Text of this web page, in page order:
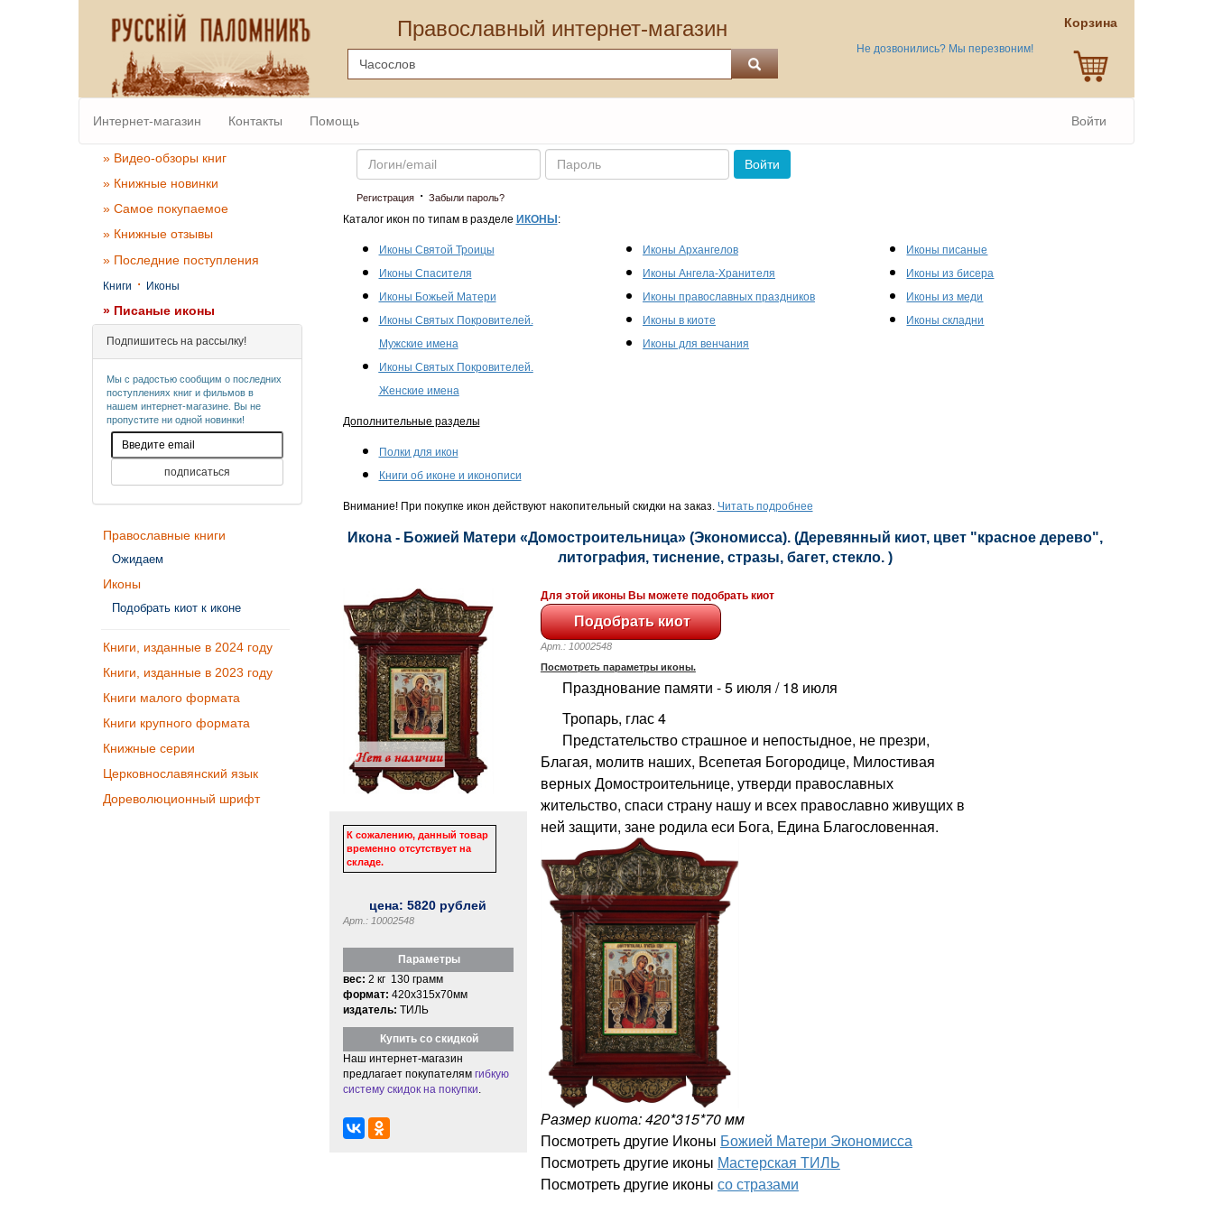
Православный интернет-магазин
Не дозвонились? Мы перезвоним!
Корзина
Интернет-магазин Контакты Помощь Войти
» Видео-обзоры книг
» Книжные новинки
» Самое покупаемое
» Книжные отзывы
» Последние поступления
Книги · Иконы
» Писаные иконы
Подпишитесь на рассылку!
Мы с радостью сообщим о последних
поступлениях книг и фильмов в
нашем интернет-магазине. Вы не
пропустите ни одной новинки!
Православные книги
Ожидаем
Иконы
Подобрать киот к иконе
Книги, изданные в 2024 году
Книги, изданные в 2023 году
Книги малого формата
Книги крупного формата
Книжные серии
Церковнославянский язык
Дореволюционный шрифт
Email Пароль
Войти
Регистрация· Забыли пароль?
Каталог икон по типам в разделе ИКОНЫ :
Иконы Святой Троицы
Иконы Спасителя
Иконы Божьей Матери
Иконы Святых Покровителей.
Мужские имена
Иконы Святых Покровителей.
Женские имена
Иконы Архангелов
Иконы Ангела-Хранителя
Иконы православных праздников
Иконы в киоте
Иконы для венчания
Иконы писаные
Иконы из бисера
Иконы из меди
Иконы складни
Дополнительные разделы
Полки для икон
Книги об иконе и иконописи
Внимание! При покупке икон действуют накопительный скидки на заказ. Читать подробнее
Икона - Божией Матери «Домостроительница» (Экономисса). (Деревянный киот, цвет "красное дерево",
литография, тиснение, стразы, багет, стекло. )
К сожалению, данный товар
временно отсутствует на
складе.
цена:5820 рублей
Арт.: 10002548
Параметры
вес: 2 кг 130 грамм
формат: 420x315x70мм
издатель: ТИЛЬ
Купить со скидкой
Наш интернет-магазин
предлагает покупателям гибкую
систему скидок на покупки
Для этой иконы Вы можете подобрать киот
Арт.: 10002548
Посмотреть параметры иконы.
Празднование памяти - 5 июля / 18 июля
Тропарь, глас 4
Предстательство страшное и непостыдное, не презри,
Благая, молитв наших, Всепетая Богородице, Милостивая
верных Домостроительнице, утверди православных
жительство, спаси страну нашу и всех православно живущих в
ней защити, зане родила еси Бога, Едина Благословенная.
Размер киота: 420*315*70 мм
Посмотреть другие Иконы Божией Матери Экономисса
Посмотреть другие иконы Мастерская ТИЛЬ
Посмотреть другие иконы со стразами